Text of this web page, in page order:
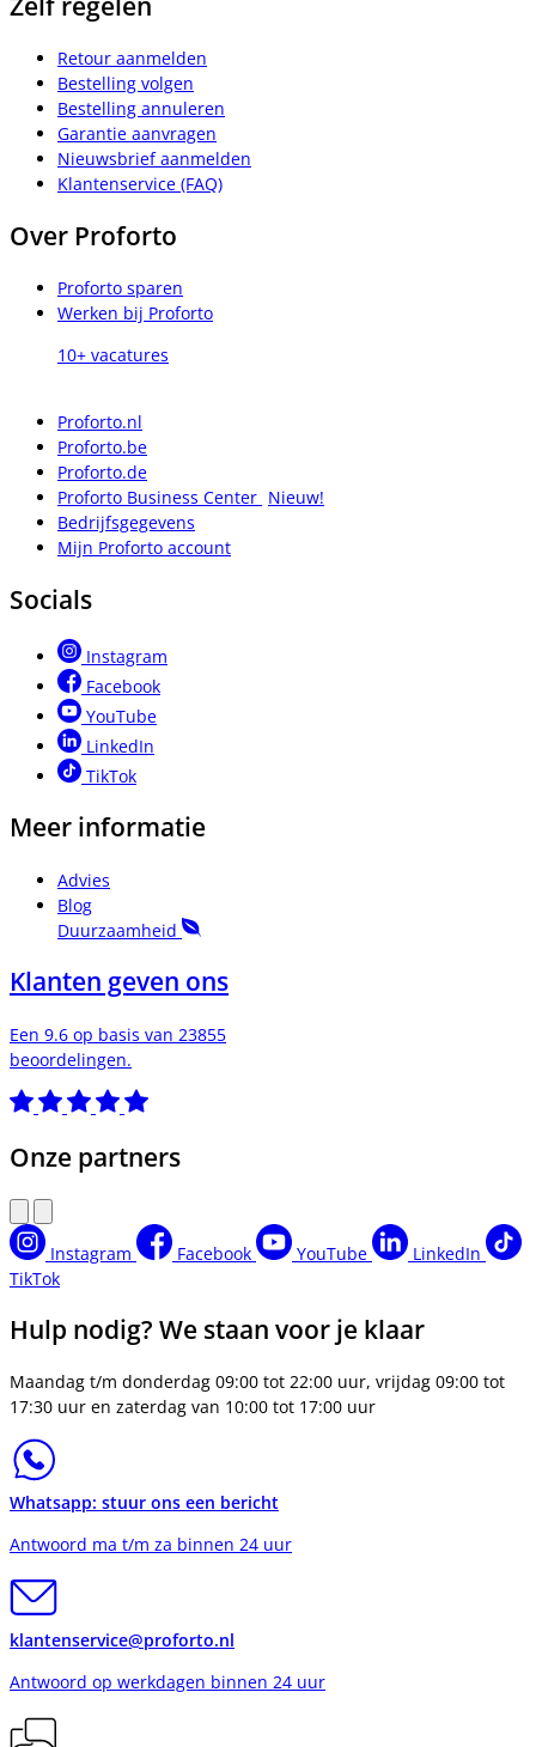
Retour aanmelden
Bestelling volgen
Bestelling annuleren
Garantie aanvragen
Nieuwsbrief aanmelden
Klantenservice (FAQ)
Over Proforto
Proforto sparen
Werken bij Proforto
10+ vacatures
Proforto.nl
Proforto.be
Proforto.de
Proforto Business Center Nieuw!
Bedrijfsgegevens
Mijn Proforto account
Socials
Instagram
Facebook
YouTube
LinkedIn
TikTok
Meer informatie
Advies
Blog
Duurzaamheid
Klanten geven ons
Een 9.6 op basis van 23855
beoordelingen.
Onze partners
Instagram Facebook YouTube
LinkedIn
TikTok
Hulp nodig? We staan voor je klaar
Maandag t/m donderdag 09:00 tot 22:00 uur, vrijdag 09:00 tot
17:30 uur en zaterdag van 10:00 tot 17:00 uur
Whatsapp: stuur ons een bericht
Antwoord ma t/m za binnen 24 uur
klantenservice@proforto.nl
Antwoord op werkdagen binnen 24 uur